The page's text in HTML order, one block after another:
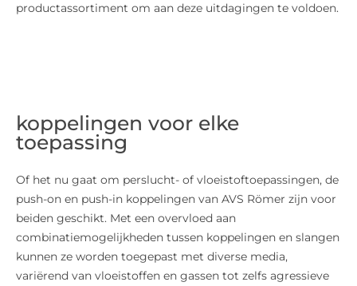
productassortiment om aan deze uitdagingen te voldoen.
koppelingen voor elke
toepassing
Of het nu gaat om perslucht- of vloeistoftoepassingen, de
push-on en push-in koppelingen van AVS Römer zijn voor
beiden geschikt. Met een overvloed aan
combinatiemogelijkheden tussen koppelingen en slangen
kunnen ze worden toegepast met diverse media,
variërend van vloeistoffen en gassen tot zelfs agressieve